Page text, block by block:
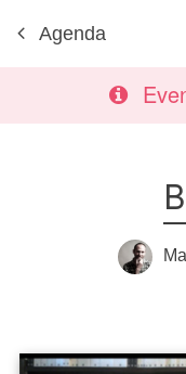
Agenda